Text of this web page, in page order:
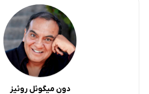
دون میگوئل روئیز